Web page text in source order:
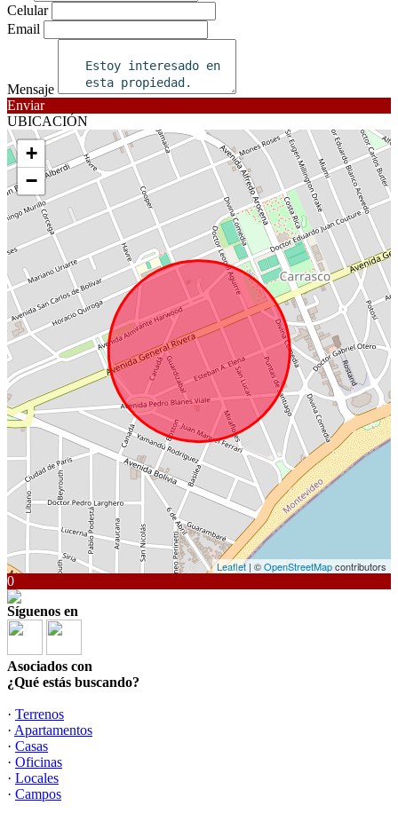
Celular
Email
Mensaje
Enviar
UBICACIÓN
+
−
Leaflet| ©OpenStreetMapcontributors
0
Síguenos en
Asociados con
¿Qué estás buscando?
· Terrenos
· Apartamentos
· Casas
· Oficinas
· Locales
· Campos